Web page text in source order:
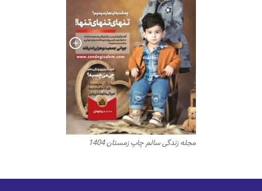
مجله زندگی سالم چاپ زمستان 1404